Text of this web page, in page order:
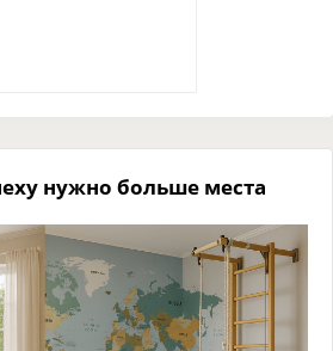
нужно больше места